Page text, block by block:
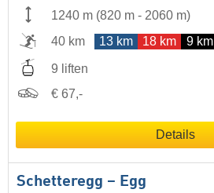
1240 m (820 m - 2060 m)
40 km
13 km 18 km 9 km
9 liften
€ 67,-
Details
Schetteregg – Egg